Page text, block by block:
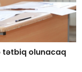
tətbiq olunacaq